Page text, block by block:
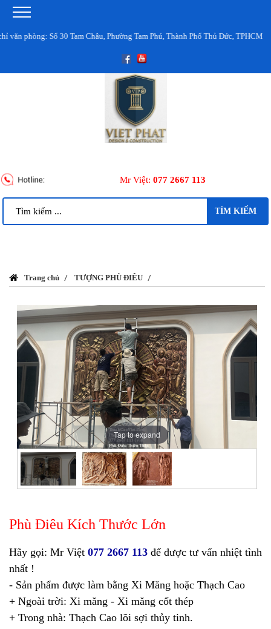
Số 30 Tam Châu, Phường Tam Phú, Thành Phố Thủ Đức, TPHCM
Mr Việt: 077 2667 113
TÌM KIẾM
Trang chủ TƯỢNG PHÙ ĐIÊU
Tap to expand
Phù Điêu Kích Thước Lớn
Hãy gọi: Mr Việt 077 2667 113 để được tư vấn nhiệt tình
nhất !
- Sản phẩm được làm bằng Xi Măng hoặc Thạch Cao
+ Ngoài trời: Xi măng - Xi măng cốt thép
+ Trong nhà: Thạch Cao lõi sợi thủy tinh.